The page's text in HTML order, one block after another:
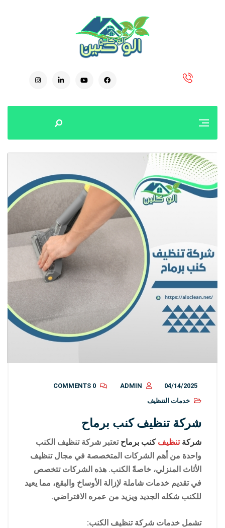
04/14/2025
ADMIN
0 COMMENTS
خدمات التنظيف
شركة تنظيف كنب برماح
شركةتنظيف كنب برماحتعتبر شركة تنظيف الكنب
واحدة من أهم الشركات المتخصصة في مجال تنظيف
الأثاث المنزلي، خاصةً الكنب. هذه الشركات تتخصص
في تقديم خدمات شاملة لإزالة الأوساخ والبقع، مما يعيد
للكنب شكله الجديد ويزيد من عمره الافتراضي.
تشمل خدمات شركة تنظيف الكنب: